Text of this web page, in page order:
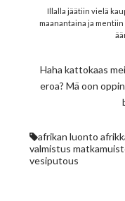
Illalla jäätiin vielä
maanantaina ja
Haha kattokaas
eroa? Mä oon
afrikan luonto
valmistus
vesiputous